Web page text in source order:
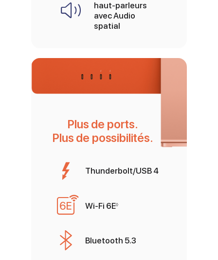
haut‑parleurs
avec Audio
spatial
Plus de ports.
Plus de possibilités.
Thunderbolt/USB 4
Wi‑Fi 6E◊Renvoi aux mentions
Bluetooth 5.3